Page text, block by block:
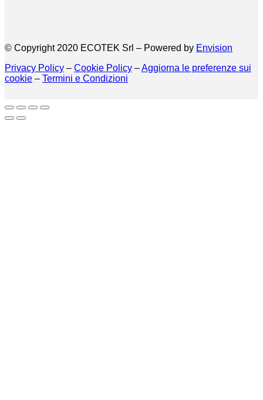
© Copyright 2020 ECOTEK Srl – Powered by Envision
Privacy Policy – Cookie Policy –Aggiorna le preferenze sui
cookie – Termini e Condizioni